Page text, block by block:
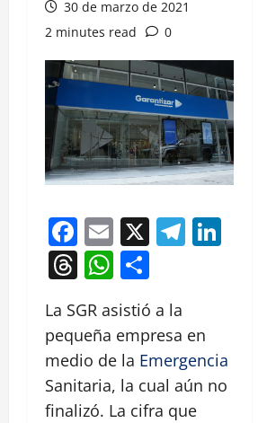
30 de marzo de 2021
2 minutes read
0
Facebook
Email
X
Threads
WhatsApp
La SGR asistió a la
pequeña empresa en
medio de la Emergencia
Sanitaria, la cual aún no
finalizó. La cifra que